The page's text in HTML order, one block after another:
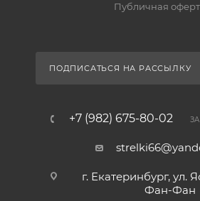
Публичная
ПОДПИСАТЬСЯ НА РАССЫЛКУ
+7 (982) 675-80-02
г. Екатеринбург, ул.
Фан-Фан